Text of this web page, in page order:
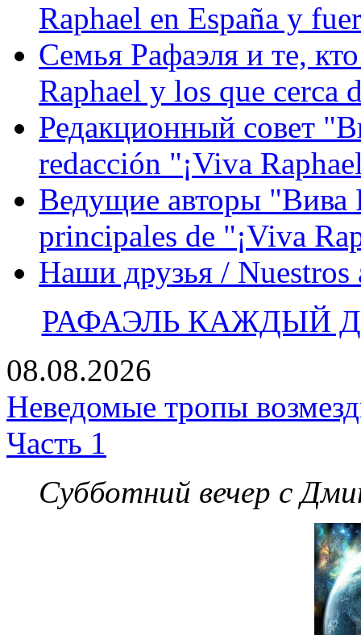
Raphael en España y
Семья Рафаэля и те,
Raphael y los que cerca
Редакционный совет
redacción "¡Viva
Ведущие авторы "Вива
principales de "¡Viva
Наши друзья / Nuestros
РАФАЭЛЬ КАЖДЫЙ
08.08.2026
Неведомые тропы
Часть 1
Субботний вечер с